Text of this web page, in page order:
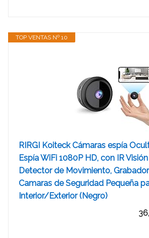
TOP VENTAS Nº 10
RIRGI Koiteck Cámaras espía
Espía WiFi 1080P HD, con IR
Detector de Movimiento,
Camaras de Seguridad Pequeña
Interior/Exterior (Negro)